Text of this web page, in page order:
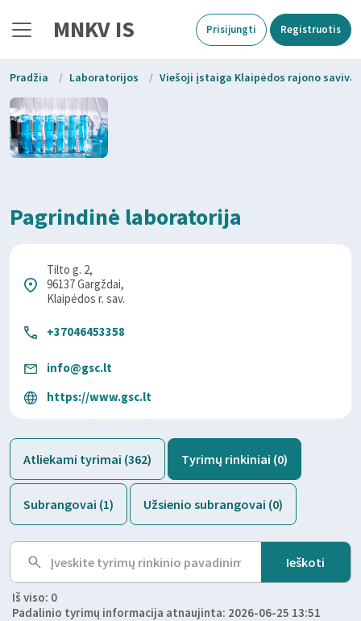
MNKV IS Prisijungti Registruotis
Pradžia / Laboratorijos / Viešoji įstaiga Klaipėdos rajono
Pagrindinė laboratorija
Tilto g. 2,
96137 Gargždai,
Klaipėdos r. sav.
+37046453358
info@gsc.lt
https://www.gsc.lt
Atliekami tyrimai (362) Tyrimų rinkiniai (0)
Subrangovai (1) Užsienio subrangovai (0)
Iš viso: 0
Padalinio tyrimų informacija atnaujinta: 2026-06-25 13:51